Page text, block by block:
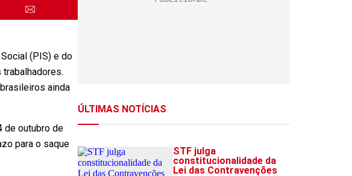
(PIS) e do
ainda
de outubro de
para o saque